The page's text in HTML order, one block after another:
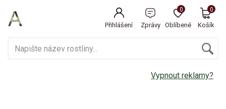
Přihlášení Zprávy Oblíbené
0
Košík
0
Vypnout reklamy?